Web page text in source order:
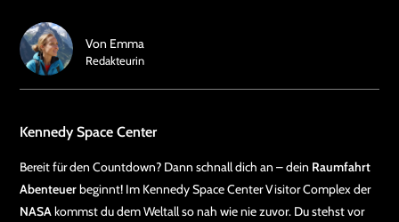
Kennedy Space Center
Bereit für den Countdown? Dann schnall dich an – dein Raumfahrt
Abenteuerbeginnt! Im Kennedy Space Center Visitor Complex der
NASAkommst du dem Weltall so nah wie nie zuvor. Du stehst vor
Von Emma
Redakteurin